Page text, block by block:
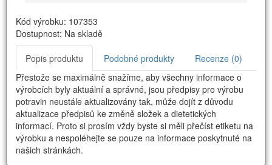
Kód výrobku: 107353
Dostupnost: Na skladě
Popis produktu Podobné produkty
Recenze (0)
Přestože se maximálně snažíme, aby všechny informace o
výrobcích byly aktuální a správné, jsou předpisy pro výrobu
potravin neustále aktualizovány tak, může dojít z důvodu
aktualizace předpisů ke změně složek a dietetických
informací. Proto si prosím vždy byste si měli přečíst etiketu na
výrobku a nespoléhejte se pouze na informace poskytnuté na
našich stránkách.